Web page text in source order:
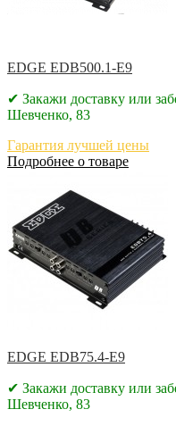
EDGE EDB500.1-E9
✔ Закажи доставку или
Шевченко, 83
Гарантия лучшей цены
Подробнее о товаре
EDGE EDB75.4-E9
✔ Закажи доставку или
Шевченко, 83